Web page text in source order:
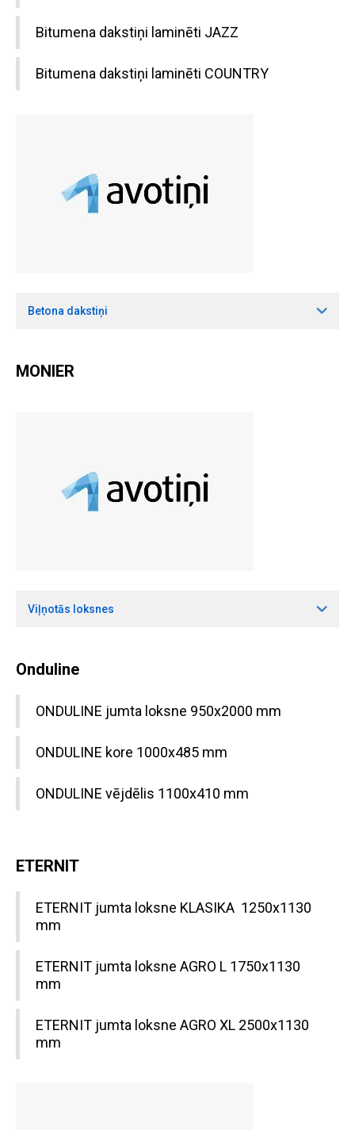
Bitumena dakstiņi laminēti JAZZ
Bitumena dakstiņi laminēti COUNTRY
Betona dakstiņi
MONIER
Viļņotās loksnes
Onduline
ONDULINE jumta loksne 950x2000 mm
ONDULINE kore 1000x485 mm
ONDULINE vējdēlis 1100x410 mm
ETERNIT
ETERNIT jumta loksne KLASIKA 1250x1130
mm
ETERNIT jumta loksne AGRO L 1750x1130
mm
ETERNIT jumta loksne AGRO XL 2500x1130
mm